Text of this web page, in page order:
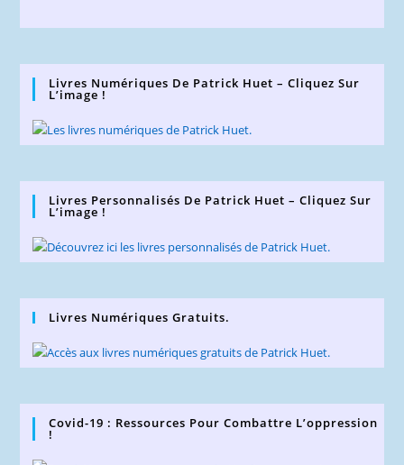
Livres Numériques De Patrick Huet – Cliquez Sur
L’image !
Livres Personnalisés De Patrick Huet – Cliquez Sur
L’image !
Livres Numériques Gratuits.
Covid-19 : Ressources Pour Combattre L’oppression
!